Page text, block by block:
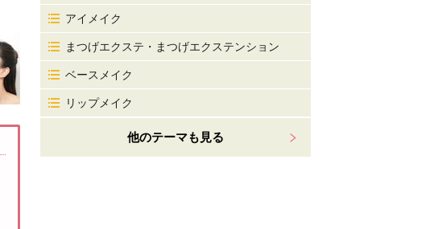
アイメイク
まつげエクステ・まつげエクステンション
ベースメイク
リップメイク
他のテーマも見る